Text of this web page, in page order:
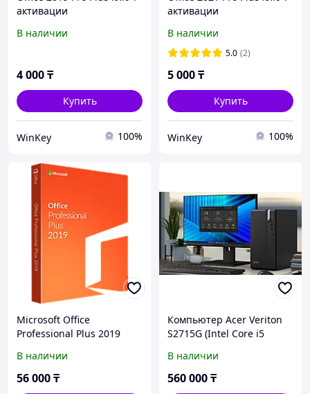
активации
В наличии
4 000₸
Купить
WinKey 100%
активации
В наличии
5.0 (2)
5 000₸
Купить
WinKey 100%
Microsoft Office
Professional Plus 2019
привязка к учетной
записи.
В наличии
56 000₸
Компьютер Acer Veriton
S2715G (Intel Core i5
512 ГБ SSD, Win11
pro/Office
В наличии
560 000₸